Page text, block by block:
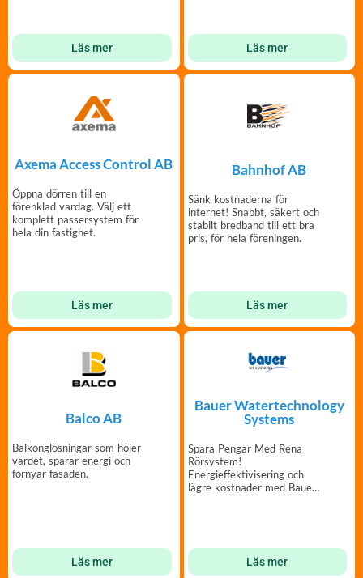
Läs mer Läs mer
Axema Access Control AB
Öppna dörren till en
förenklad vardag. Välj ett
komplett passersystem för
hela din fastighet.
Läs mer
Bahnhof AB
Sänk kostnaderna för
internet! Snabbt, säkert och
stabilt bredband till ett bra
pris, för hela föreningen.
Läs mer
Balco AB
Balkonglösningar som höjer
värdet, sparar energi och
förnyar fasaden.
Läs mer
Bauer Watertechnology
Systems
Spara Pengar Med Rena
Rörsystem!
Energieffektivisering och
lägre kostnader med Bauer
Läs mer